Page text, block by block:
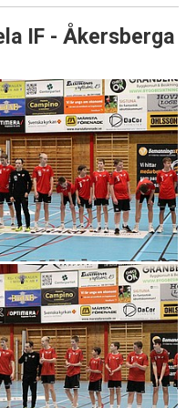
IF - Åkersberga